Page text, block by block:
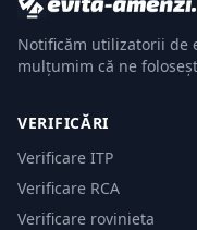
Notificăm utilizatorii de
mulțumim că ne
VERIFICĂRI
Verificare ITP
Verificare RCA
Verificare rovinieta